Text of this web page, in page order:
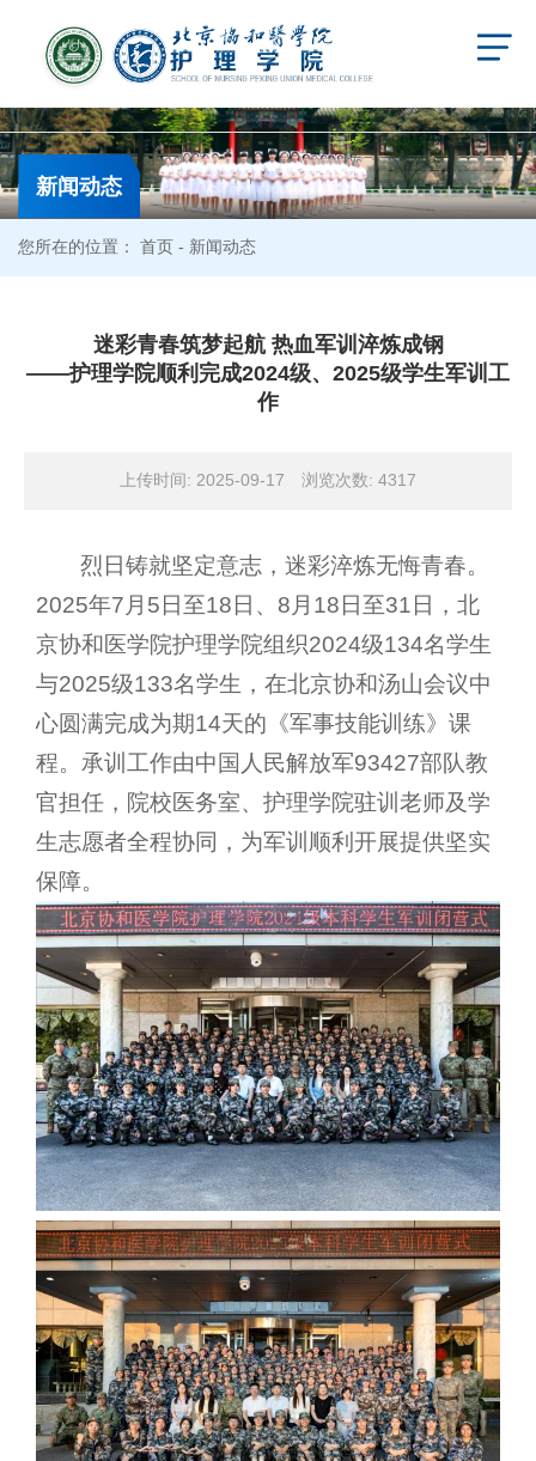
新闻动态
您所在的位置： 首页 - 新闻动态
迷彩青春筑梦起航 热血军训淬炼成钢
——护理学院顺利完成2024级、2025级学生军训工
作
上传时间: 2025-09-17 浏览次数: 4317
烈日铸就坚定意志，迷彩淬炼无悔青春。
2025年7月5日至18日、8月18日至31日，北
京协和医学院护理学院组织2024级134名学生
与2025级133名学生，在北京协和汤山会议中
心圆满完成为期14天的《军事技能训练》课
程。承训工作由中国人民解放军93427部队教
官担任，院校医务室、护理学院驻训老师及学
生志愿者全程协同，为军训顺利开展提供坚实
保障。